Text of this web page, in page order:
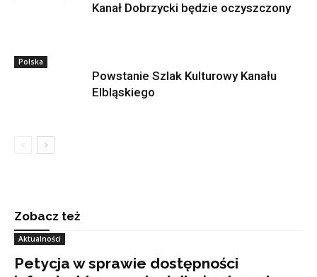
Kanał Dobrzycki będzie oczyszczony
Polska
Powstanie Szlak Kulturowy Kanału
Elbląskiego
Zobacz też
Aktualności
Petycja w sprawie dostępności